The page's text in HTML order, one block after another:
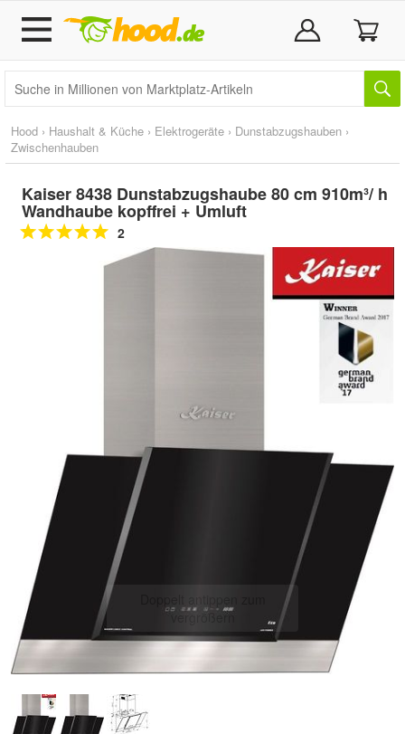
Hood › Haushalt & Küche › Elektrogeräte › Dunstabzugshauben ›
Zwischenhauben
Kaiser 8438 Dunstabzugshaube 80 cm 910m³/ h
Wandhaube kopffrei + Umluft
2
vergrößern